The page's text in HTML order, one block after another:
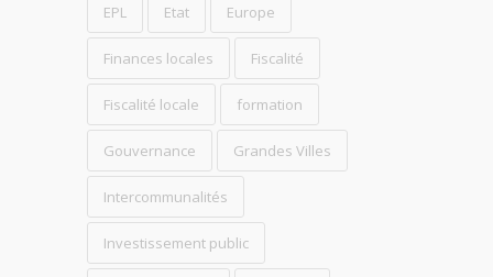
EPL Etat Europe
Finances locales Fiscalité
Fiscalité locale formation
Gouvernance Grandes Villes
Intercommunalités
Investissement public